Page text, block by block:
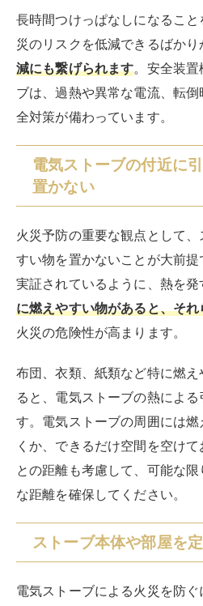
長時間つけっぱなしになるこ
災のリスクを低減できるばかり
減にも繋げられます。安全装
ブは、過熱や異常な電流、転
全対策が備わっています。
電気ストーブの付近に
置かない
火災予防の重要な観点として
すい物を置かないことが大前
実証されているように、熱を
に燃えやすい物があると、そ
火災の危険性が高まります。
布団、衣類、紙類など特に燃
ると、電気ストーブの熱によ
す。電気ストーブの周囲には
くか、できるだけ空間を空け
との距離も考慮して、可能な
な距離を確保してください。
ストーブ本体や部屋を
電気ストーブによる火災を防